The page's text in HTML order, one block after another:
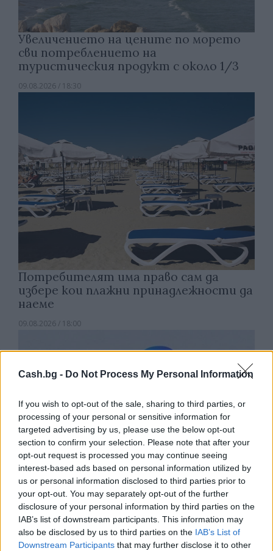
Cash.bg - Do Not Process My Personal Information
If you wish to opt-out of the sale, sharing to third parties, or
processing of your personal or sensitive information for
targeted advertising by us, please use the below opt-out
section to confirm your selection. Please note that after your
opt-out request is processed you may continue seeing
interest-based ads based on personal information utilized by
us or personal information disclosed to third parties prior to
your opt-out. You may separately opt-out of the further
disclosure of your personal information by third parties on the
IAB’s list of downstream participants. This information may
also be disclosed by us to third parties on the IAB’s List of
Downstream Participants that may further disclose it to other
Увеличението на цените по морето
сви потреблението на
туристическия продукт с около 1/3
09.08.2026 / 18:30
Потребителят има право сам да
избере кои плажни принадлежности да
наеме
09.08.2026 / 18:00
Природен газ от Кипър ще потече към
Европа през 2028 година
09.08.2026 / 17:30